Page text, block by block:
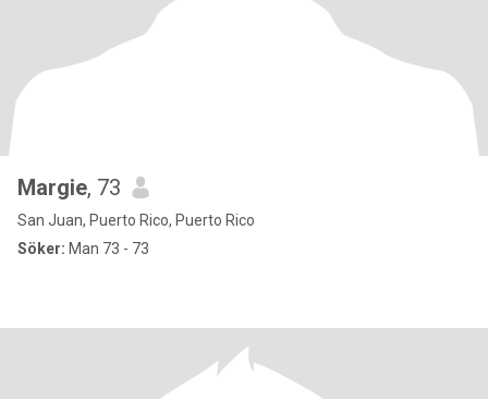
Margie, 73
San Juan, Puerto Rico, Puerto Rico
Söker: Man 73 - 73